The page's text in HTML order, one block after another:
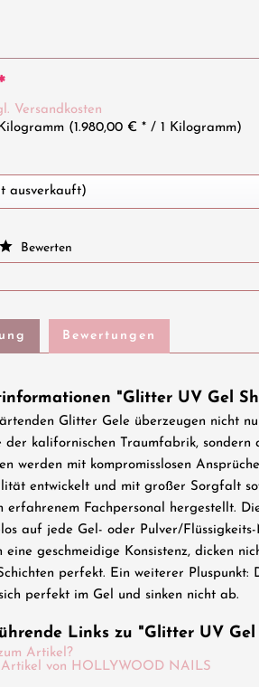
Versandkosten
(1.980,00 € * / 1 Kilogramm)
Bewerten
Bewertungen
"Glitter UV Gel
Glitter Gele überzeugen nicht
der kalifornischen Traumfabrik, sondern
werden mit kompromisslosen
entwickelt und mit großer Sorgfalt
erfahrenem Fachpersonal hergestellt.
auf jede Gel- oder Pulver/
eine geschmeidige Konsistenz, dicken
perfekt. Ein weiterer Pluspunkt:
perfekt im Gel und sinken nicht ab.
Links zu "Glitter UV
Artikel?
von HOLLYWOOD NAILS